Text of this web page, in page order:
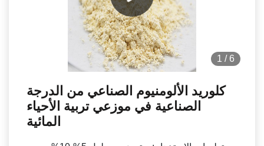
1 / 6
كلوريد الألومنيوم الصناعي من الدرجة
الصناعية في موزعي تربية الأحياء
المائية